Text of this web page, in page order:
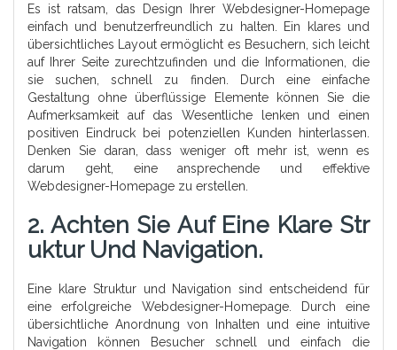
Es ist ratsam, das Design Ihrer Webdesigner-Homepage
einfach und benutzerfreundlich zu halten. Ein klares und
übersichtliches Layout ermöglicht es Besuchern, sich leicht
auf Ihrer Seite zurechtzufinden und die Informationen, die
sie suchen, schnell zu finden. Durch eine einfache
Gestaltung ohne überflüssige Elemente können Sie die
Aufmerksamkeit auf das Wesentliche lenken und einen
positiven Eindruck bei potenziellen Kunden hinterlassen.
Denken Sie daran, dass weniger oft mehr ist, wenn es
darum geht, eine ansprechende und effektive
Webdesigner-Homepage zu erstellen.
2. Achten Sie Auf Eine Klare Str
Uktur Und Navigation.
Eine klare Struktur und Navigation sind entscheidend für
eine erfolgreiche Webdesigner-Homepage. Durch eine
übersichtliche Anordnung von Inhalten und eine intuitive
Navigation können Besucher schnell und einfach die